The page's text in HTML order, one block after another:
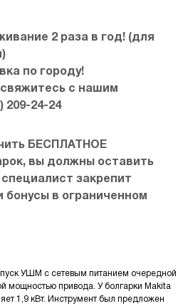
2 раза в год! (для
по городу!
с нашим
209-24-24
БЕСПЛАТНОЕ
вы должны оставить
закрепит
бонусы в ограниченном
УШМ с сетевым питанием очередной
мощностью привода. У болгарки Makita
1,9 кВт. Инструмент был предложен